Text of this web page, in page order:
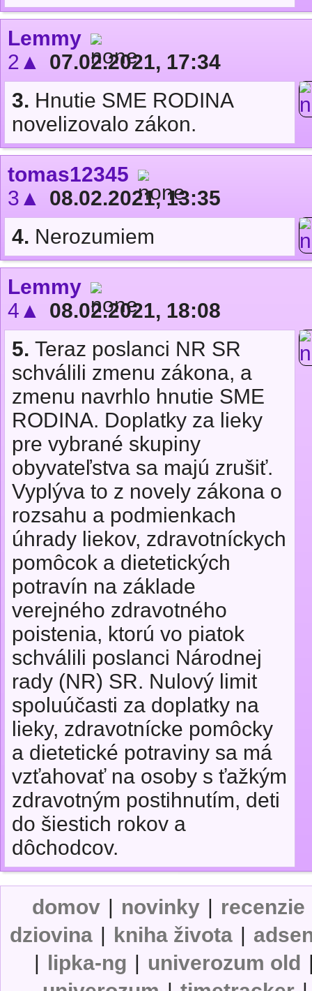
Lemmy
2▲
07.02.2021, 17:34
3. Hnutie SME RODINA
novelizovalo zákon.
tomas12345
3▲
08.02.2021, 13:35
4. Nerozumiem
Lemmy
4▲
08.02.2021, 18:08
5. Teraz poslanci NR SR
schválili zmenu zákona, a
zmenu navrhlo hnutie SME
RODINA. Doplatky za lieky
pre vybrané skupiny
obyvateľstva sa majú zrušiť.
Vyplýva to z novely zákona o
rozsahu a podmienkach
úhrady liekov, zdravotníckych
pomôcok a dietetických
potravín na základe
verejného zdravotného
poistenia, ktorú vo piatok
schválili poslanci Národnej
rady (NR) SR. Nulový limit
spoluúčasti za doplatky na
lieky, zdravotnícke pomôcky
a dietetické potraviny sa má
vzťahovať na osoby s ťažkým
zdravotným postihnutím, deti
do šiestich rokov a
dôchodcov.
domov | novinky | recenzie
dziovina | kniha života |
| lipka-ng | univerozum old